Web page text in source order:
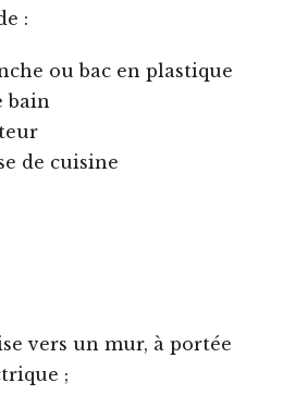
:
ou bac en plastique
bain
de cuisine
vers un mur, à portée
;